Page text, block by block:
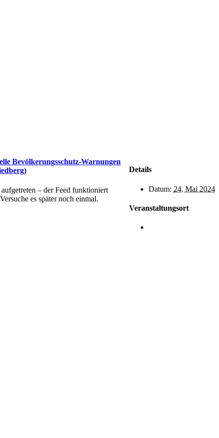
Details
Datum: 24. Mai 2024
Veranstaltungsort
Bevölkerungsschutz-Warnungen
– der Feed funktioniert
es später noch einmal.